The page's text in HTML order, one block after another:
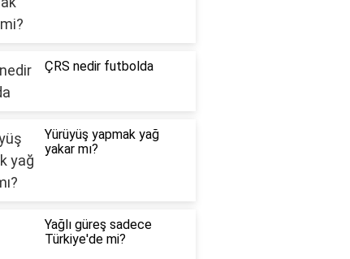
ÇRS nedir futbolda
Yürüyüş yapmak yağ
yakar mı?
Yağlı güreş sadece
Türkiye'de mi?